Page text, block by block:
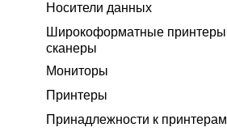
Носители данных
Широкоформатные принтеры
сканеры
Мониторы
Принтеры
Принадлежности к принтерам